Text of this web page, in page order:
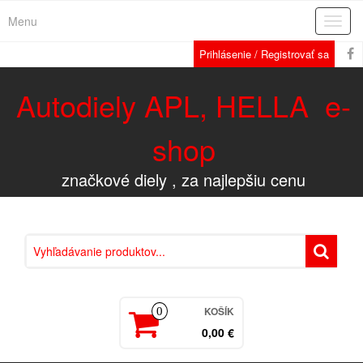
Menu
Prihlásenie / Registrovať sa
Autodiely APL, HELLA e-
shop
značkové diely , za najlepšiu cenu
0 KOŠÍK
0,00 €